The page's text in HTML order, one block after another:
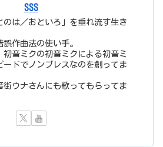
SSS
のは／おといろ」を垂れ流す生き
作曲法の使い手。
初音ミクの初音ミクによる初音ミ
ードでノンブレスなのを創ってま
街ウナさんにも歌ってもらってま